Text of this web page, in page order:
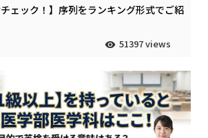
チェック！】序列をランキング形式でご紹
51397 views